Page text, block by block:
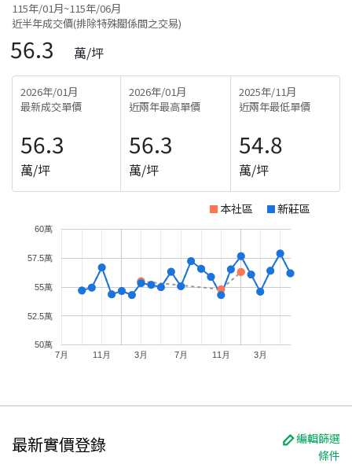
115年/01月~115年/06月
近半年成交價(排除特殊關係間之交易)
56.3 萬/坪
2026年/01月
最新成交單價
56.3
萬/坪
2026年/01月
近兩年最高單價
56.3
萬/坪
2025年/11月
近兩年最低單價
54.8
萬/坪
本社區 新莊區
7月 11月 3月 7月 11月 3月
50萬
52.5萬
55萬
57.5萬
60萬
最新實價登錄
編輯篩選
條件